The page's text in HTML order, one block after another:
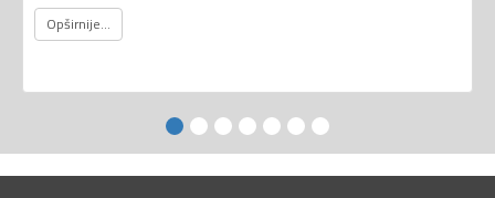
Opširnije...